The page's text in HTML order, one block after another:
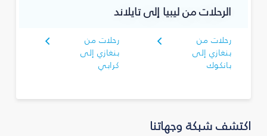
الرحلات من ليبيا إلى تايلاند
رحلات من
بنغازي إلى
بانكوك
رحلات من
بنغازي إلى
كرابي
اكتشف شبكة وجهاتنا